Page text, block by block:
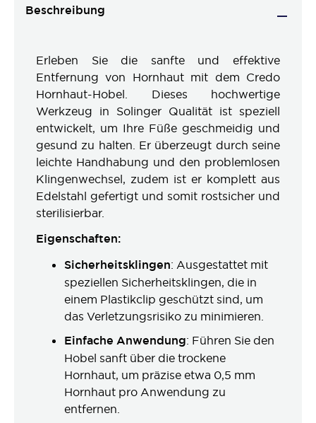
Beschreibung
Erleben Sie die sanfte und effektive
Entfernung von Hornhaut mit dem Credo
Hornhaut-Hobel. Dieses hochwertige
Werkzeug in Solinger Qualität ist speziell
entwickelt, um Ihre Füße geschmeidig und
gesund zu halten. Er überzeugt durch seine
leichte Handhabung und den problemlosen
Klingenwechsel, zudem ist er komplett aus
Edelstahl gefertigt und somit rostsicher und
sterilisierbar.
Eigenschaften:
Sicherheitsklingen: Ausgestattet mit
speziellen Sicherheitsklingen, die in
einem Plastikclip geschützt sind, um
das Verletzungsrisiko zu minimieren.
Einfache Anwendung: Führen Sie den
Hobel sanft über die trockene
Hornhaut, um präzise etwa 0,5 mm
Hornhaut pro Anwendung zu
entfernen.